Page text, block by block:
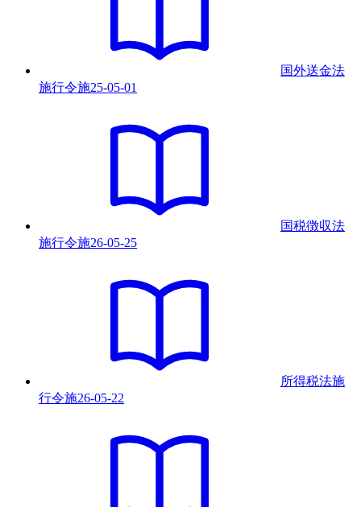
国外送金法
施行令施25-05-01
国税徴収法
施行令施26-05-25
所得税法施
行令施26-05-22